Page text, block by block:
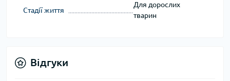
Стадії життя
Для дорослих
тварин
Відгуки